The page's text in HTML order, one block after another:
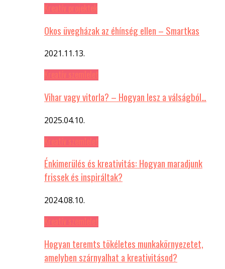
Okos üvegházak az éhínség ellen – Smartkas
2021.11.13.
Vihar vagy vitorla? – Hogyan lesz a válságból…
2025.04.10.
Énkimerülés és kreativitás: Hogyan maradjunk
frissek és inspiráltak?
2024.08.10.
Hogyan teremts tökéletes munkakörnyezetet,
amelyben szárnyalhat a kreativitásod?